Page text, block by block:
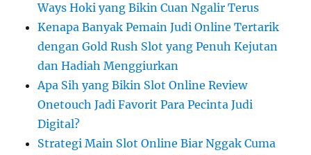
Ways Hoki yang Bikin Cuan Ngalir Terus
Kenapa Banyak Pemain Judi Online Tertarik
dengan Gold Rush Slot yang Penuh Kejutan
dan Hadiah Menggiurkan
Apa Sih yang Bikin Slot Online Review
Onetouch Jadi Favorit Para Pecinta Judi
Digital?
Strategi Main Slot Online Biar Nggak Cuma